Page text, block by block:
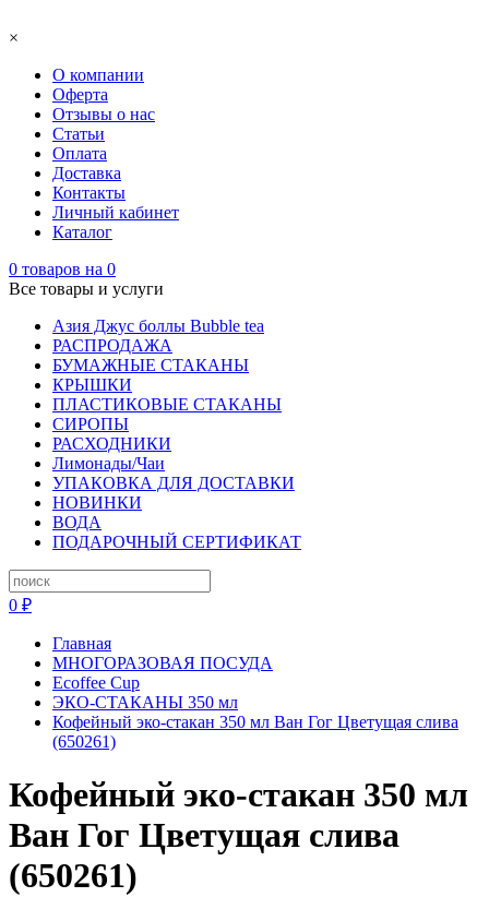
×
О компании
Оферта
Отзывы о нас
Статьи
Оплата
Доставка
Контакты
Личный кабинет
Каталог
0 товаров на 0
Все товары и услуги
Азия Джус боллы Bubble tea
РАСПРОДАЖА
БУМАЖНЫЕ СТАКАНЫ
КРЫШКИ
ПЛАСТИКОВЫЕ СТАКАНЫ
СИРОПЫ
РАСХОДНИКИ
Лимонады/Чаи
УПАКОВКА ДЛЯ ДОСТАВКИ
НОВИНКИ
ВОДА
ПОДАРОЧНЫЙ СЕРТИФИКАТ
0 ₽
Главная
МНОГОРАЗОВАЯ ПОСУДА
Ecoffee Cup
ЭКО-СТАКАНЫ 350 мл
Кофейный эко-стакан 350 мл Ван Гог Цветущая слива
(650261)
Кофейный эко-стакан 350 мл
Ван Гог Цветущая слива
(650261)